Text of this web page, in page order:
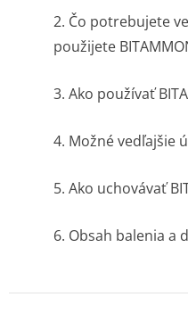
2. Čo potrebujete
použijete
3. Ako používať
4. Možné vedľajšie
5. Ako uchovávať
6. Obsah balenia a